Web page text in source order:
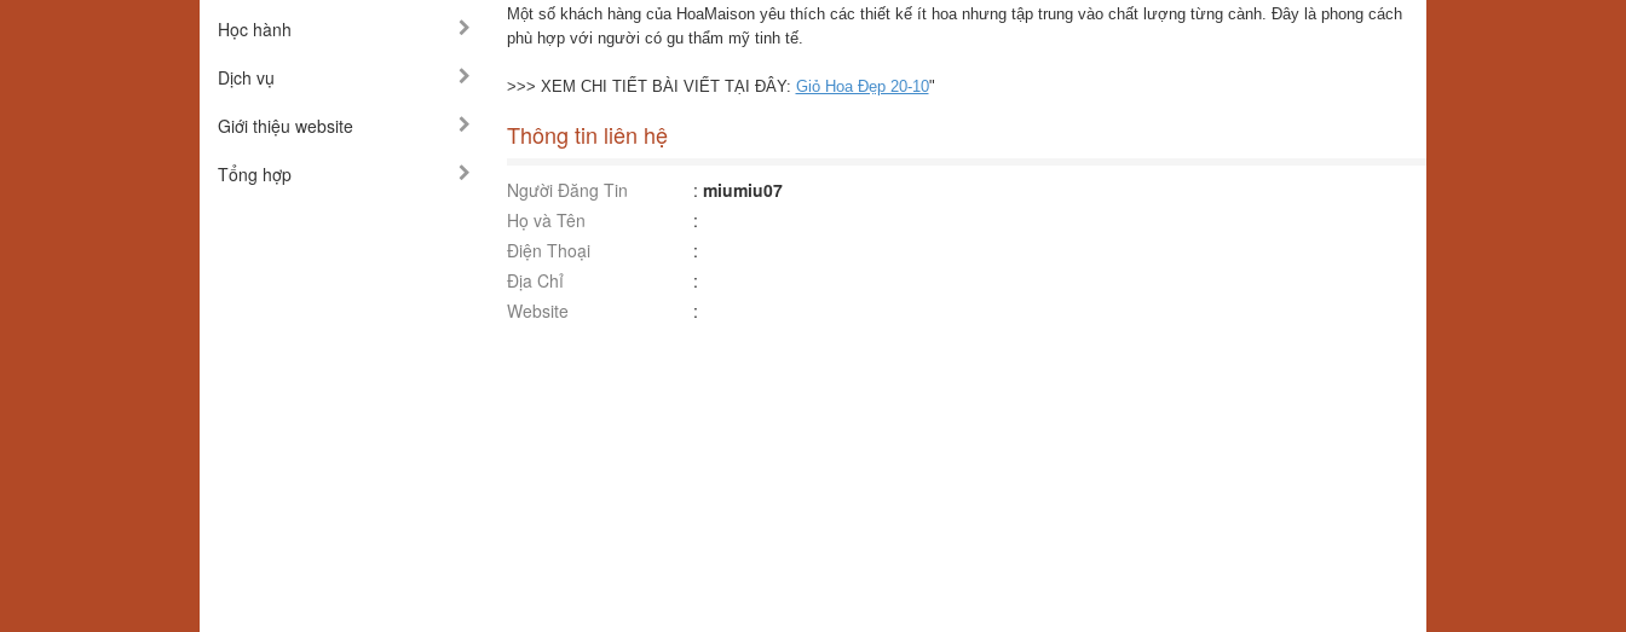
Học hành
Dịch vụ
Giới thiệu website
Tổng hợp
Một số khách hàng của HoaMaison yêu thích các thiết kế ít hoa nhưng tập trung vào chất lượng từng cành. Đây là phong cách
phù hợp với người có gu thẩm mỹ tinh tế.
>>> XEM CHI TIẾT BÀI VIẾT TẠI ĐÂY: Giỏ Hoa Đẹp 20-10"
Thông tin liên hệ
Người Đăng Tin : miumiu07
Họ và Tên
:
Điện Thoại
:
Địa Chỉ
:
Website
: